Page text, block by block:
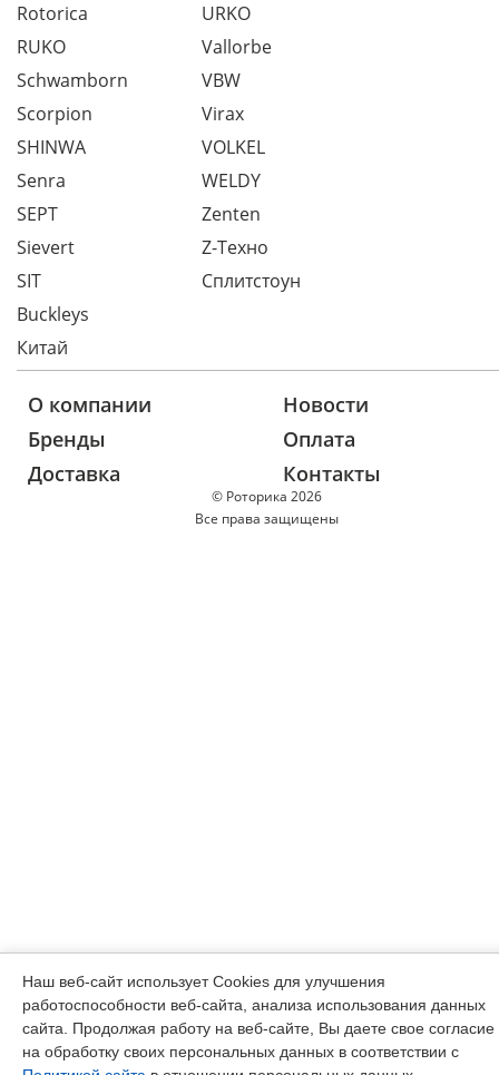
Rotorica
RUKO
Schwamborn
Scorpion
SHINWA
Senra
SEPT
Sievert
SIT
URKO
Vallorbe
VBW
Virax
VOLKEL
WELDY
Zenten
Z-Техно
Сплитстоун
Buckleys
Китай
© Роторика 2026
Все права защищены
О компании
Новости
Бренды
Оплата
Доставка
Контакты
Наш веб-сайт использует Cookies для улучшения
работоспособности веб-сайта, анализа использования данных
сайта. Продолжая работу на веб-сайте, Вы даете свое согласие
на обработку своих персональных данных в соответствии с